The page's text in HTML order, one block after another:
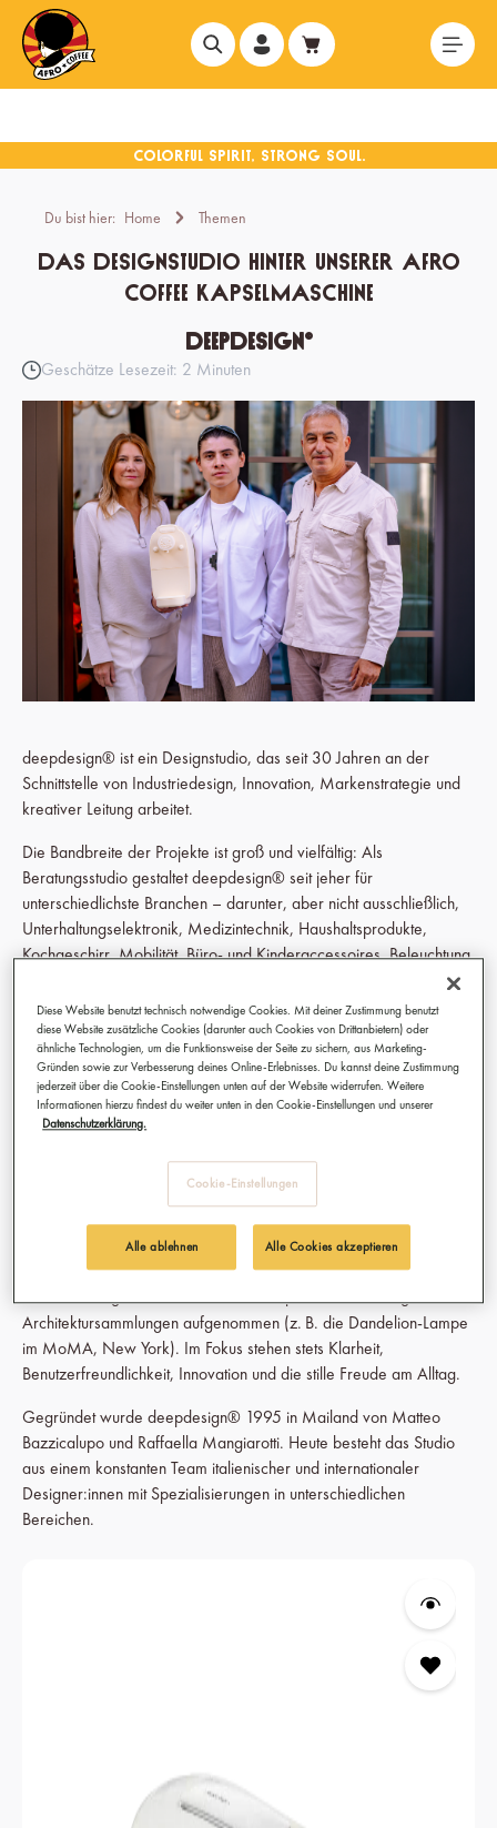
springen
Du bist hier: Home Themen
Das Designstudio hinter unserer Afro
Coffee Kapselmaschine
deepdesign®
Geschätze Lesezeit: 2 Minuten
deepdesign® ist ein Designstudio, das seit 30 Jahren an der
Schnittstelle von Industriedesign, Innovation, Markenstrategie und
kreativer Leitung arbeitet.
Die Bandbreite der Projekte ist groß und vielfältig: Als
Beratungsstudio gestaltet deepdesign® seit jeher für
unterschiedlichste Branchen – darunter, aber nicht ausschließlich,
Unterhaltungselektronik, Medizintechnik, Haushaltsprodukte,
Kochgeschirr, Mobilität, Büro- und Kinderaccessoires, Beleuchtung
sowie digitale Interfaces. Das Spektrum reicht von Alltagsobjekten
(wie dem elektrischen Besen von Imetec) bis hin zu kompletten
Produktlinien (wie der Kleingeräte-Serie von SMEG). Auch in
Architektur und Innenraumgestaltung ist deepdesign® tätig – meist
als natürliche Erweiterung der Marke und ihres Produktsystems.
Die größte Expertise des Studios liegt im Bereich der
deepdesign® international anerkannt ist.
Der Ansatz von deepdesign® ist konsequent nutzerzentriert:
Produkte entstehen aus Empathie mit den Menschen, nicht aus
einem stilistischen Selbstzweck. Viele der entworfenen Objekte
Architektursammlungen aufgenommen (z. B. die Dandelion-Lampe
im MoMA, New York). Im Fokus stehen stets Klarheit,
Benutzerfreundlichkeit, Innovation und die stille Freude am Alltag.
Gegründet wurde deepdesign® 1995 in Mailand von Matteo
Bazzicalupo und Raffaella Mangiarotti. Heute besteht das Studio
aus einem konstanten Team italienischer und internationaler
Designer:innen mit Spezialisierungen in unterschiedlichen
Bereichen.
Diese Website benutzt technisch notwendige Cookies. Mit deiner Zustimmung benutzt
diese Website zusätzliche Cookies (darunter auch Cookies von Drittanbietern) oder
ähnliche Technologien, um die Funktionsweise der Seite zu sichern, aus Marketing-
Gründen sowie zur Verbesserung deines Online-Erlebnisses. Du kannst deine Zustimmung
jederzeit über die Cookie-Einstellungen unten auf der Website widerrufen. Weitere
Informationen hierzu findest du weiter unten in den Cookie-Einstellungen und unserer
Datenschutzerklärung.
Cookie-Einstellungen
Alle ablehnen Alle Cookies akzeptieren